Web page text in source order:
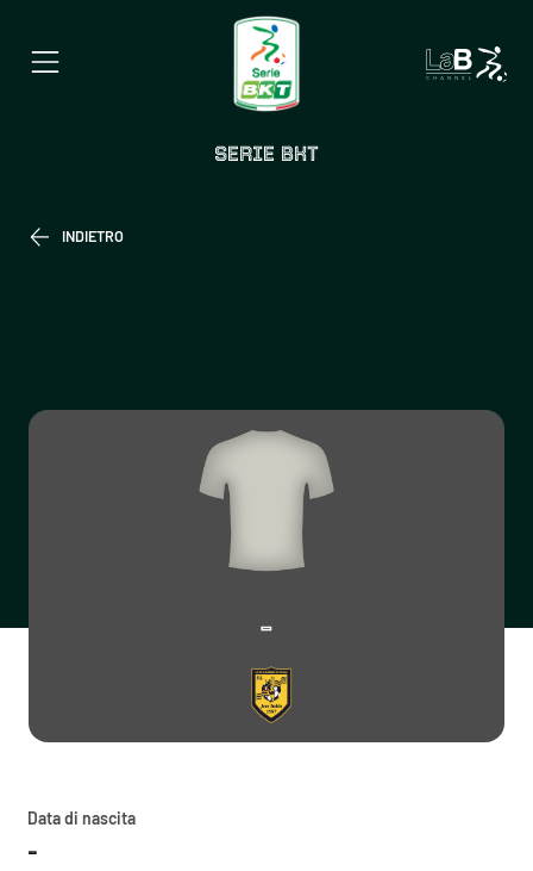
SERIE BKT
INDIETRO
-
Data di nascita
-